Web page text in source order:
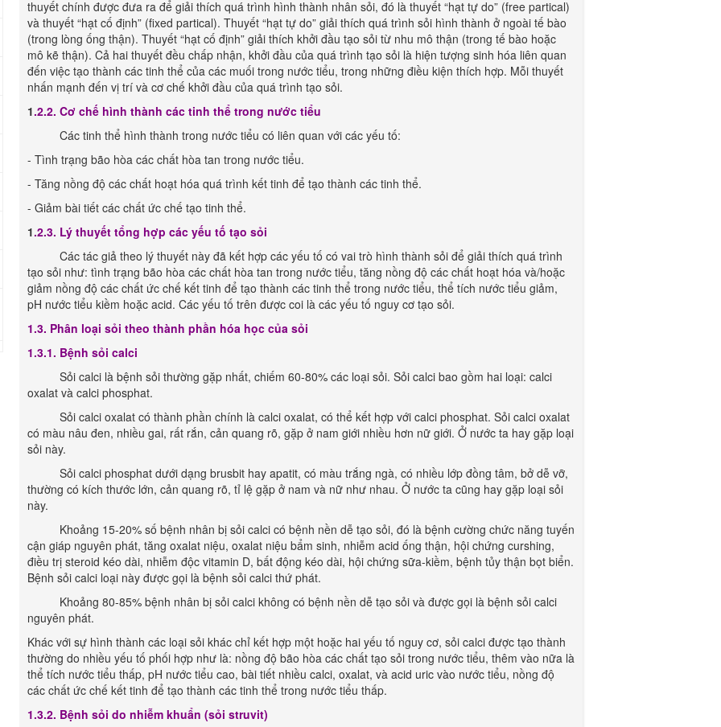
thuyết chính được đưa ra để giải thích quá trình hình thành nhân sỏi, đó là thuyết “hạt tự do” (free partical)
và thuyết “hạt cố định” (fixed partical). Thuyết “hạt tự do” giải thích quá trình sỏi hình thành ở ngoài tế bào
(trong lòng ống thận). Thuyết “hạt cố định” giải thích khởi đầu tạo sỏi từ nhu mô thận (trong tế bào hoặc
mô kẽ thận). Cả hai thuyết đều chấp nhận, khởi đầu của quá trình tạo sỏi là hiện tượng sinh hóa liên quan
đến việc tạo thành các tinh thể của các muối trong nước tiểu, trong những điều kiện thích hợp. Mỗi thuyết
nhấn mạnh đến vị trí và cơ chế khởi đầu của quá trình tạo sỏi.
1.2.2. Cơ chế hình thành các tinh thể trong nước tiểu
Các tinh thể hình thành trong nước tiểu có liên quan với các yếu tố:
- Tình trạng bão hòa các chất hòa tan trong nước tiểu.
- Tăng nồng độ các chất hoạt hóa quá trình kết tinh để tạo thành các tinh thể.
- Giảm bài tiết các chất ức chế tạo tinh thể.
1.2.3. Lý thuyết tổng hợp các yếu tố tạo sỏi
Các tác giả theo lý thuyết này đã kết hợp các yếu tố có vai trò hình thành sỏi để giải thích quá trình
tạo sỏi như: tình trạng bão hòa các chất hòa tan trong nước tiểu, tăng nồng độ các chất hoạt hóa và/hoặc
giảm nồng độ các chất ức chế kết tinh để tạo thành các tinh thể trong nước tiểu, thể tích nước tiểu giảm,
pH nước tiểu kiềm hoặc acid. Các yếu tố trên được coi là các yếu tố nguy cơ tạo sỏi.
1.3. Phân loại sỏi theo thành phần hóa học của sỏi
1.3.1. Bệnh sỏi calci
Sỏi calci là bệnh sỏi thường gặp nhất, chiếm 60-80% các loại sỏi. Sỏi calci bao gồm hai loại: calci
oxalat và calci phosphat.
Sỏi calci oxalat có thành phần chính là calci oxalat, có thể kết hợp với calci phosphat. Sỏi calci oxalat
có màu nâu đen, nhiều gai, rất rắn, cản quang rõ, gặp ở nam giới nhiều hơn nữ giới. Ở nước ta hay gặp loại
sỏi này.
Sỏi calci phosphat dưới dạng brusbit hay apatit, có màu trắng ngà, có nhiều lớp đồng tâm, bở dễ vỡ,
thường có kích thước lớn, cản quang rõ, tỉ lệ gặp ở nam và nữ như nhau. Ở nước ta cũng hay gặp loại sỏi
này.
Khoảng 15-20% số bệnh nhân bị sỏi calci có bệnh nền dễ tạo sỏi, đó là bệnh cường chức năng tuyến
cận giáp nguyên phát, tăng oxalat niệu, oxalat niệu bẩm sinh, nhiễm acid ống thận, hội chứng curshing,
điều trị steroid kéo dài, nhiễm độc vitamin D, bất động kéo dài, hội chứng sữa-kiềm, bệnh tủy thận bọt biển.
Bệnh sỏi calci loại này được gọi là bệnh sỏi calci thứ phát.
Khoảng 80-85% bệnh nhân bị sỏi calci không có bệnh nền dễ tạo sỏi và được gọi là bệnh sỏi calci
nguyên phát.
Khác với sự hình thành các loại sỏi khác chỉ kết hợp một hoặc hai yếu tố nguy cơ, sỏi calci được tạo thành
thường do nhiều yếu tố phối hợp như là: nồng độ bão hòa các chất tạo sỏi trong nước tiểu, thêm vào nữa là
thể tích nước tiểu thấp, pH nước tiểu cao, bài tiết nhiều calci, oxalat, và acid uric vào nước tiểu, nồng độ
các chất ức chế kết tinh để tạo thành các tinh thể trong nước tiểu thấp.
1.3.2. Bệnh sỏi do nhiễm khuẩn (sỏi struvit)